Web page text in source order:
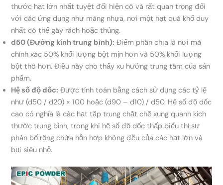
thước hạt lớn nhất tuyệt đối hiện có và rất quan trọng đối
với các ứng dụng như màng nhựa, nơi một hạt quá khổ duy
nhất có thể gây rách hoặc thủng.
d50 (Đường kính trung bình): Điểm phân chia là nơi mà
chính xác 50% khối lượng bột mịn hơn và 50% khối lượng
bột thô hơn. Điều này cho thấy xu hướng trung tâm của sản
phẩm.
Hệ số độ dốc: Được tính toán bằng cách sử dụng các tỷ lệ
như (d50 / d20) × 100 hoặc (d90 – d10) / d50. Hệ số độ dốc
cao có nghĩa là các hạt tập trung chặt chẽ xung quanh kích
thước trung bình, trong khi hệ số độ dốc thấp biểu thị sự
phân bố rộng chứa hỗn hợp không đều của các hạt lớn và
bụi siêu nhỏ.